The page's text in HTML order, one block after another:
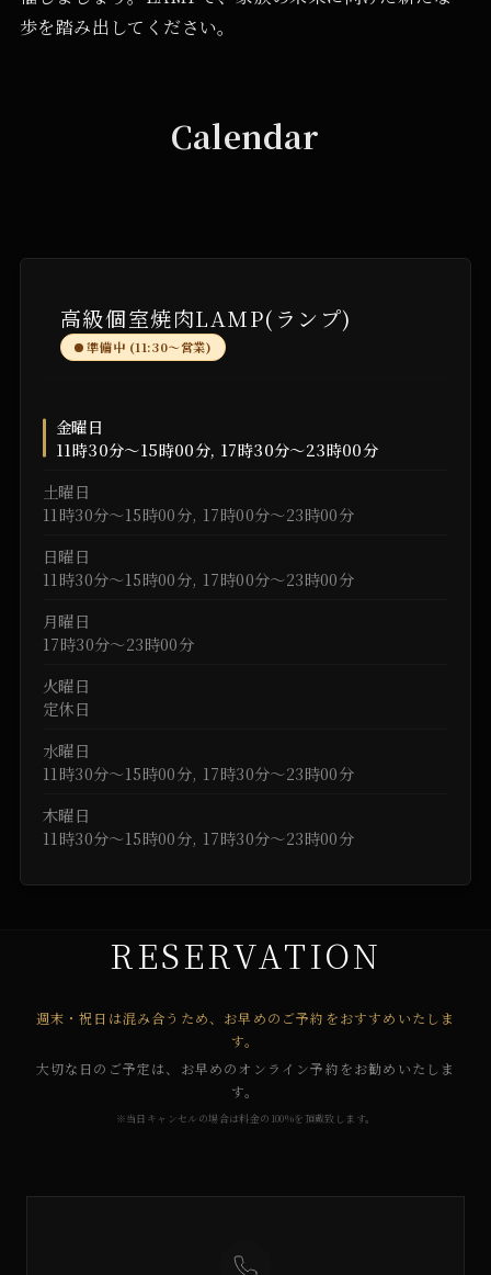
歩を踏み出してください。
Calendar
高級個室焼肉LAMP(ランプ)
準備中 (11:30〜営業)
金曜日
11時30分～15時00分, 17時30分～23時00分
土曜日
11時30分～15時00分, 17時00分～23時00分
日曜日
11時30分～15時00分, 17時00分～23時00分
月曜日
17時30分～23時00分
火曜日
定休日
水曜日
11時30分～15時00分, 17時30分～23時00分
木曜日
11時30分～15時00分, 17時30分～23時00分
RESERVATION
週末・祝日は混み合うため、お早めのご予約をおすすめいたしま
す。
大切な日のご予定は、お早めのオンライン予約をお勧めいたしま
す。
※当日キャンセルの場合は料金の100%を頂戴致します。